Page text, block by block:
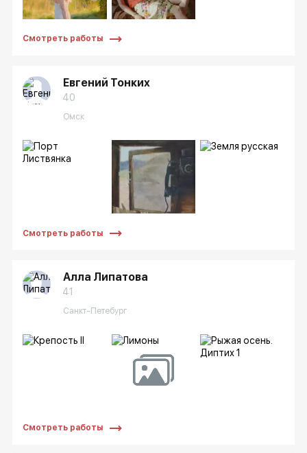
Смотреть работы
Евгений Тонких
40
Омск
Смотреть работы
Алла Липатова
41
Санкт-Петебург
Смотреть работы